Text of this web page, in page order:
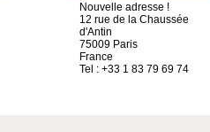
Nouvelle adresse !
12 rue de la Chaussée
d'Antin
75009 Paris
France
Tel : +33 1 83 79 69 74